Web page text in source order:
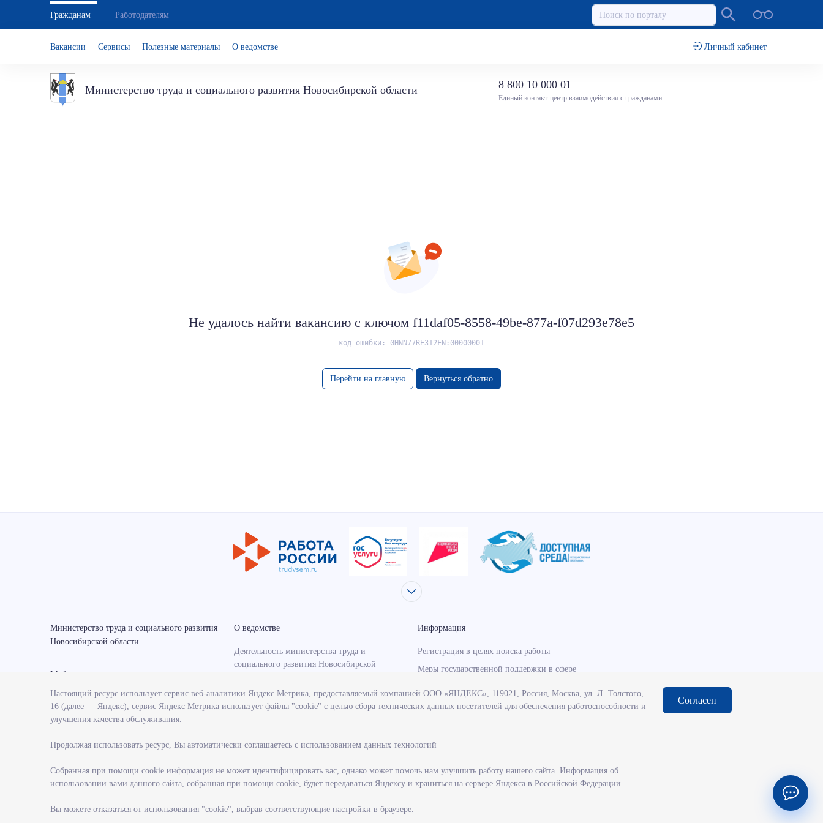
Гражданам Работодателям
Вакансии Сервисы Полезные материалы О ведомстве Личный кабинет
Министерство труда и социального развития Новосибирской области 8 800 10 000 01
Единый контакт-центр взаимодействия с гражданами
Не удалось найти вакансию с ключом f11daf05-8558-49be-877a-f07d293e78e5
код ошибки: 0HNN77RE312FN:00000001
Перейти на главную Вернуться обратно
Министерство труда и социального развития
Новосибирской области
Мобильные приложения
О ведомстве
Деятельность министерства труда и
социального развития Новосибирской
Контрольно-надзорная деятельность
министерства
министерству
Поступление на государственную
Информация
Регистрация в целях поиска работы
Меры государственной поддержки в сфере
Информация для работодателей
Настоящий ресурс использует сервис веб-аналитики Яндекс Метрика, предоставляемый компанией ООО «ЯНДЕКС», 119021, Россия, Москва, ул. Л. Толстого,
16 (далее — Яндекс), сервис Яндекс Метрика использует файлы "cookie" с целью сбора технических данных посетителей для обеспечения работоспособности и
улучшения качества обслуживания.
Продолжая использовать ресурс, Вы автоматически соглашаетесь с использованием данных технологий
Собранная при помощи cookie информация не может идентифицировать вас, однако может помочь нам улучшить работу нашего сайта. Информация об
использовании вами данного сайта, собранная при помощи cookie, будет передаваться Яндексу и храниться на сервере Яндекса в Российской Федерации.
Вы можете отказаться от использования "cookie", выбрав соответствующие настройки в браузере.
Согласен